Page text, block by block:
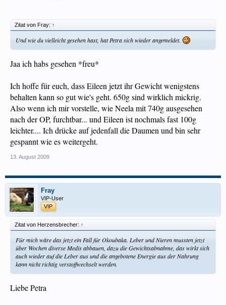
Zitat von Fray: ↑
Und wie du vielleicht gesehen hast, hat Petra sich wieder angemeldet.
Jaa ich habs gesehen *freu*
Ich hoffe für euch, dass Eileen jetzt ihr Gewicht wenigstens
behalten kann so gut wie's geht. 650g sind wirklich mickrig.
Also wenn ich mir vorstelle, wie Neela mit 740g ausgesehen
nach der OP, furchtbar... und Eileen ist nochmals fast 100g
leichter.... Ich drücke auf jedenfall die Daumen und bin sehr
gespannt wie es weitergeht.
13. August 2009
Fray
VIP-User
VIP
Zitat von Herzensbrecher: ↑
Für mich wäre das jetzt ein Fall für Okoubaka. Leber und Nieren mussten jetzt
über Wochen diverse Medis abbauen, dazu die Gewichtsabnahme, das wirkt sich
auch wieder auf die Leber aus und die angebotene Energie aus der Nahrung
kann nicht richtig verstoffwechselt werden.
Liebe Petra